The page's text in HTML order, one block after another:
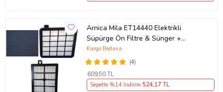
Arnica Mila ET14440 Elektrikli
Süpürge Ön Filtre & Sünger +
Hepa13 Filtre Seti Uyumlu
(4)
Kargo Bedava
609,50 TL
Sepette %14 İndirim 524,17 TL